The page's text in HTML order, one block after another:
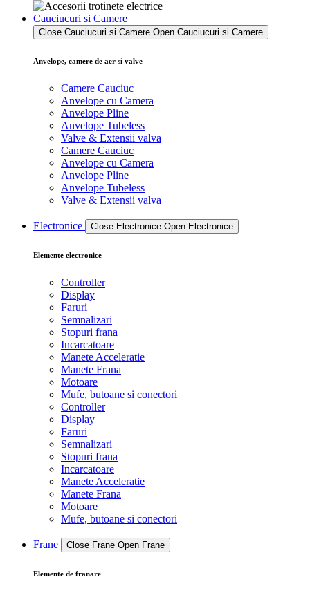
Cauciucuri si Camere
Close Cauciucuri si Camere Open Cauciucuri si Camere
Anvelope, camere de aer si valve
Camere Cauciuc
Anvelope cu Camera
Anvelope Pline
Anvelope Tubeless
Valve & Extensii valva
Camere Cauciuc
Anvelope cu Camera
Anvelope Pline
Anvelope Tubeless
Valve & Extensii valva
Electronice Close Electronice Open Electronice
Elemente electronice
Controller
Display
Faruri
Semnalizari
Stopuri frana
Incarcatoare
Manete Acceleratie
Manete Frana
Motoare
Mufe, butoane si conectori
Controller
Display
Faruri
Semnalizari
Stopuri frana
Incarcatoare
Manete Acceleratie
Manete Frana
Motoare
Mufe, butoane si conectori
Frane Close Frane Open Frane
Elemente de franare